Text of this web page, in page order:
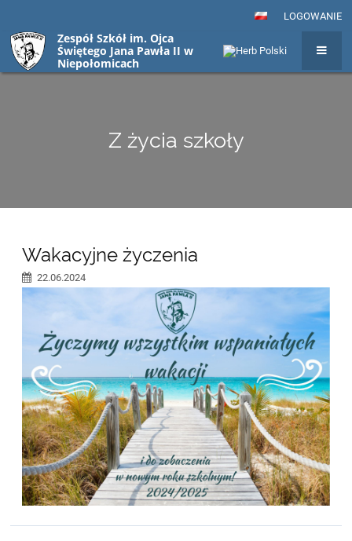
LOGOWANIE
Zespół Szkół im. Ojca
Świętego Jana Pawła II w
Niepołomicach
Z życia szkoły
życia
szkoły
Wakacyjne życzenia
22.06.2024